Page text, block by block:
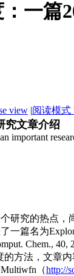
一篇
view |阅读模式
究文章介绍
important
究的热点，
篇名为
Chem., 40,
方法，文章
（http://